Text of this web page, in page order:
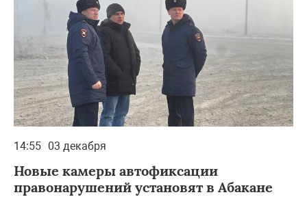
14:55 03 декабря
Новые камеры автофиксации
правонарушений установят в Абакане